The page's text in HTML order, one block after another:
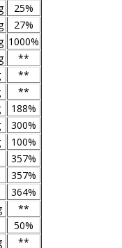
25%
27%
1000%
**
**
**
188%
300%
100%
357%
357%
364%
**
50%
**